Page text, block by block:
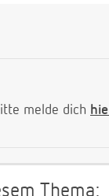
melde dich
Thema: